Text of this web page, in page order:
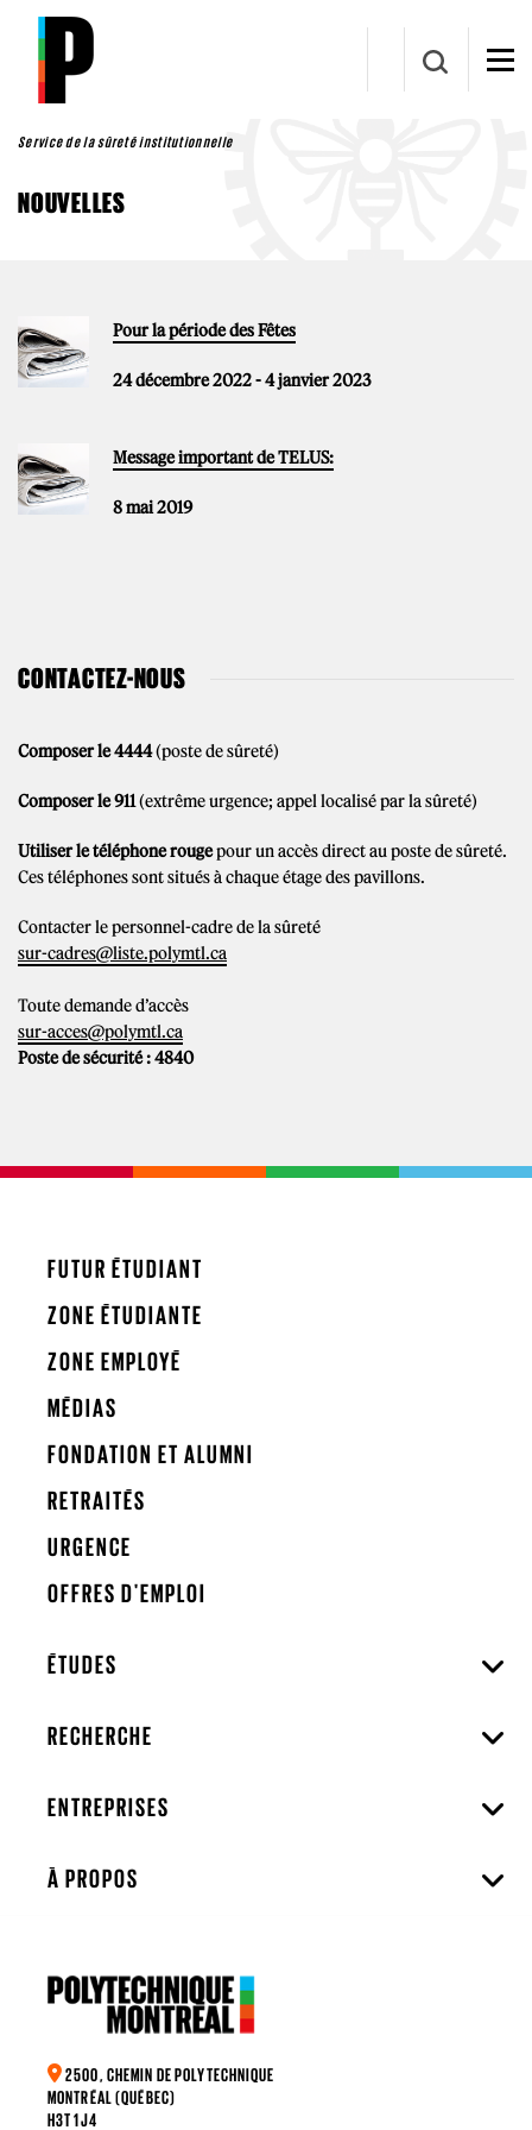
Aller au contenu principal
Service de la sûreté institutionnelle
NOUVELLES
Pour la période des Fêtes
24 décembre 2022-4 janvier 2023
Message important de TELUS:
8 mai 2019
CONTACTEZ-NOUS
Composer le 4444(poste de sûreté)
Composer le 911(extrême urgence; appel localisé par la sûreté)
Utiliser le téléphone rougepour un accès direct au poste de sûreté.
Ces téléphones sont situés à chaque étage des pavillons.
Contacter le personnel-cadre de la sûreté
sur-cadres@liste.polymtl.ca
Toute demande d’accès
sur-acces@polymtl.ca
Poste de sécurité : 4840
FUTUR ÉTUDIANT
ZONE ÉTUDIANTE
ZONE EMPLOYÉ
MÉDIAS
FONDATION ET ALUMNI
RETRAITÉS
URGENCE
OFFRES D'EMPLOI
ÉTUDES
RECHERCHE
ENTREPRISES
À PROPOS
2500, CHEMIN DE POLYTECHNIQUE
MONTRÉAL (QUÉBEC)
H3T 1J4